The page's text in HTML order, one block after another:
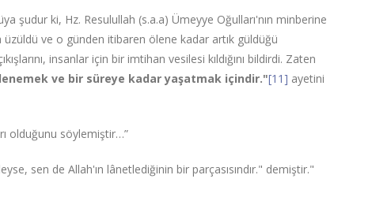
şudur ki, Hz. Resulullah (s.a.a) Ümeyye Oğulları'nın minberine
üzüldü ve o günden itibaren ölene kadar artık güldüğü
insanlar için bir imtihan vesilesi kıldığını bildirdi. Zaten
ve bir süreye kadar yaşatmak içindir."[11] ayetini
olduğunu söylemiştir…”
sen de Allah'ın lânetlediğinin bir parçasısındır." demiştir."